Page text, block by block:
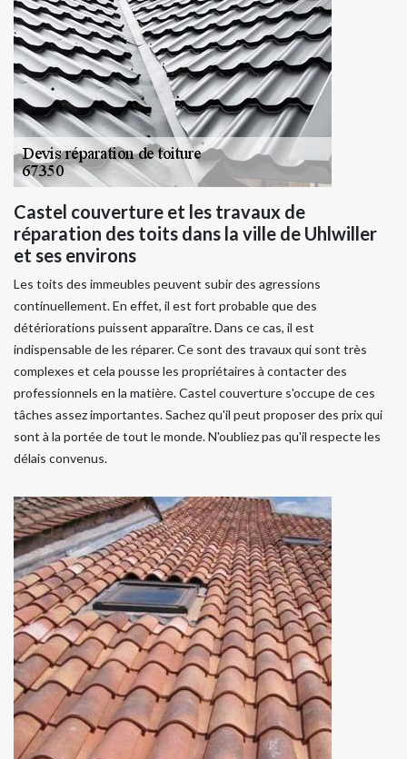
Castel couverture et les travaux de
réparation des toits dans la ville de Uhlwiller
et ses environs
Les toits des immeubles peuvent subir des agressions
continuellement. En effet, il est fort probable que des
détériorations puissent apparaître. Dans ce cas, il est
indispensable de les réparer. Ce sont des travaux qui sont très
complexes et cela pousse les propriétaires à contacter des
professionnels en la matière. Castel couverture s'occupe de ces
tâches assez importantes. Sachez qu'il peut proposer des prix qui
sont à la portée de tout le monde. N'oubliez pas qu'il respecte les
délais convenus.